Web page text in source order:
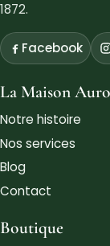
1872.
Facebook
La Maison
Notre histoire
Nos services
Blog
Contact
Boutique